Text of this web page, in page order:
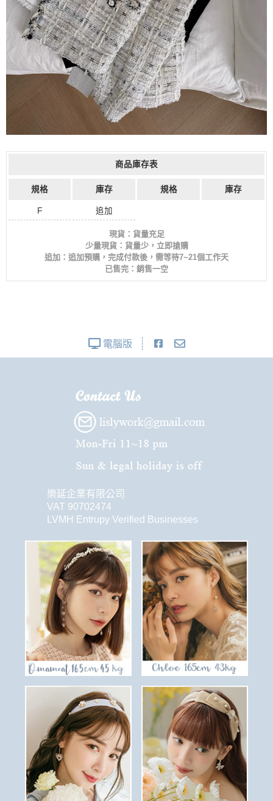
商品庫存表
規格 庫存 規格 庫存
F 追加
現貨：貨量充足
少量現貨：貨量少，立即搶購
追加：追加預購，完成付款後，需等待7~21個工作天
已售完：銷售一空
電腦版
樂延企業有限公司
VAT 90702474
LVMH Entrupy Verified Businesses